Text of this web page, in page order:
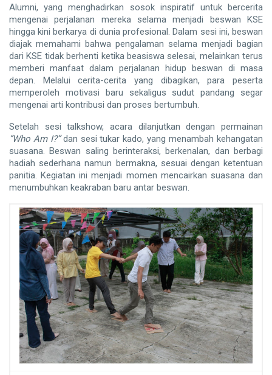
Alumni, yang menghadirkan sosok inspiratif untuk bercerita
mengenai perjalanan mereka selama menjadi beswan KSE
hingga kini berkarya di dunia profesional. Dalam sesi ini, beswan
diajak memahami bahwa pengalaman selama menjadi bagian
dari KSE tidak berhenti ketika beasiswa selesai, melainkan terus
memberi manfaat dalam perjalanan hidup beswan di masa
depan. Melalui cerita-cerita yang dibagikan, para peserta
memperoleh motivasi baru sekaligus sudut pandang segar
mengenai arti kontribusi dan proses bertumbuh.
Setelah sesi talkshow, acara dilanjutkan dengan permainan
“Who Am I?”dan sesi tukar kado, yang menambah kehangatan
suasana. Beswan saling berinteraksi, berkenalan, dan berbagi
hadiah sederhana namun bermakna, sesuai dengan ketentuan
panitia. Kegiatan ini menjadi momen mencairkan suasana dan
menumbuhkan keakraban baru antar beswan.